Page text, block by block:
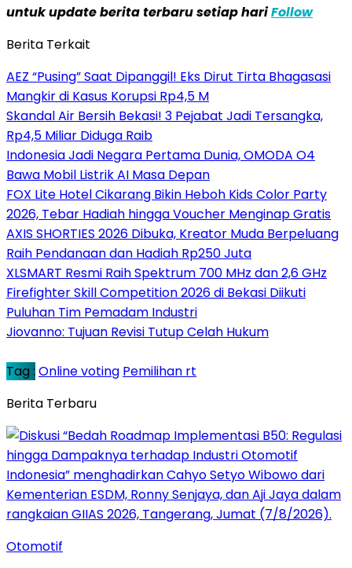
untuk update berita terbaru setiap hariFollow
Berita Terkait
AEZ “Pusing” Saat Dipanggil! Eks Dirut Tirta Bhagasasi
Mangkir di Kasus Korupsi Rp4,5 M
Skandal Air Bersih Bekasi! 3 Pejabat Jadi Tersangka,
Rp4,5 Miliar Diduga Raib
Indonesia Jadi Negara Pertama Dunia, OMODA O4
Bawa Mobil Listrik AI Masa Depan
FOX Lite Hotel Cikarang Bikin Heboh Kids Color Party
2026, Tebar Hadiah hingga Voucher Menginap Gratis
AXIS SHORTIES 2026 Dibuka, Kreator Muda Berpeluang
Raih Pendanaan dan Hadiah Rp250 Juta
XLSMART Resmi Raih Spektrum 700 MHz dan 2,6 GHz
Firefighter Skill Competition 2026 di Bekasi Diikuti
Puluhan Tim Pemadam Industri
Jiovanno: Tujuan Revisi Tutup Celah Hukum
Tag : Online voting Pemilihan rt
Berita Terbaru
Otomotif